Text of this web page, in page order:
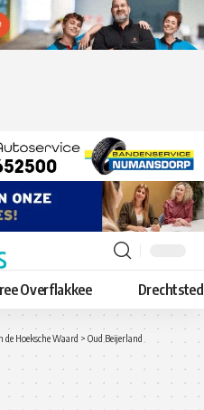
Overflakkee
de Hoeksche Waard > Oud Beijerland